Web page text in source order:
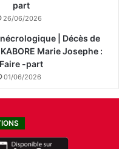
part
26/06/2026
| Décès de
Marie Josephe :
Faire -part
01/06/2026